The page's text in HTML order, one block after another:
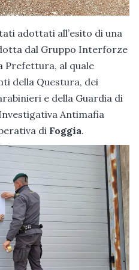
adottati all’esito di una
dal Gruppo Interforze
Prefettura, al quale
della Questura, dei
e della Guardia di
Antimafia
di Foggia.